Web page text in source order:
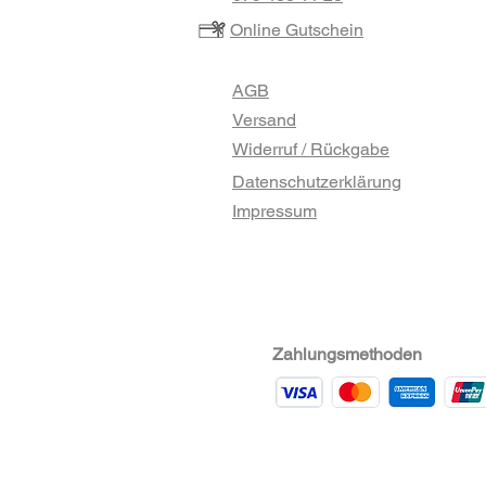
Online Gutschein
AGB
Versand
Widerruf / Rückgabe
Datenschutzerklärung
Impressum
Zahlungsmethoden